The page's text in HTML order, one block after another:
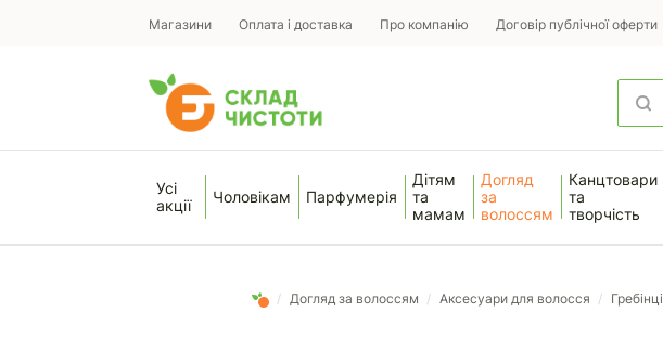
Магазини Оплата і доставка Про компанію Договір публічної оферти
Усі
акції
Чоловікам Парфумерія
Дітям
та
мамам
Догляд
за
волоссям
Канцтовари
та
творчість
/ Догляд за волоссям / Аксесуари для волосся / Гребінці